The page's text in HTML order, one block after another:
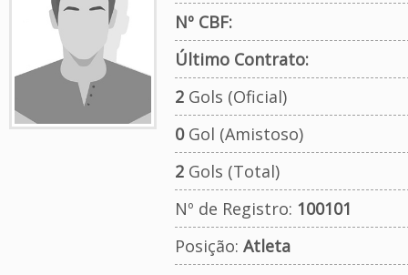
Nº CBF:
Último Contrato:
2Gols (Oficial)
0Gol (Amistoso)
2Gols (Total)
Nº de Registro: 100101
Posição: Atleta